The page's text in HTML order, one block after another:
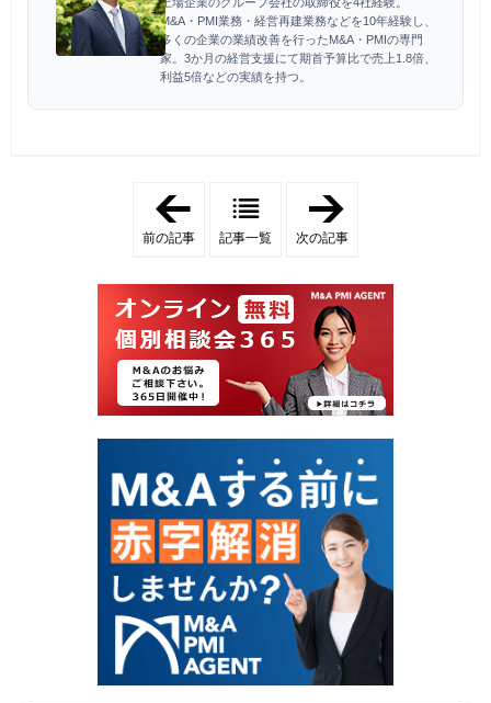
M&A・PMI業務・経営再建業務などを10年経験し、
多くの企業の業績改善を行ったM&A・PMIの専門
家。3か月の経営支援にて期首予算比で売上1.8倍、
利益5倍などの実績を持つ。
イ
ト
サ
イ
ト
買
の
相
場
実
務
｜
R
O
を
最
大
化
す
る
投
資
前の記事 記事一覧
イ
事
業
譲
渡
の
場
は
？
失
敗
し
な
い
手
順
を
次の記事